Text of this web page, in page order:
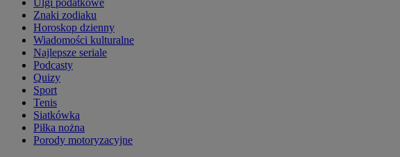
Ulgi podatkowe
Znaki zodiaku
Horoskop dzienny
Wiadomości kulturalne
Najlepsze seriale
Podcasty
Quizy
Sport
Tenis
Siatkówka
Piłka nożna
Porody motoryzacyjne